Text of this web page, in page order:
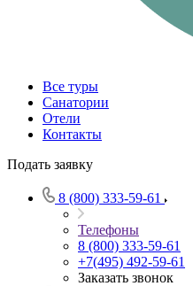
Все туры
Санатории
Отели
Контакты
Подать заявку
8 (800) 333-59-61
Телефоны
8 (800) 333-59-61
+7(495) 492-59-61
Заказать звонок